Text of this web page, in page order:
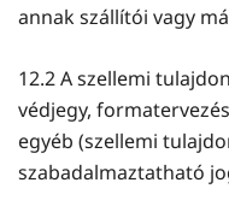
annak szállítói vagy
12.2 A szellemi
védjegy,
egyéb (szellemi
szabadalmaztatható